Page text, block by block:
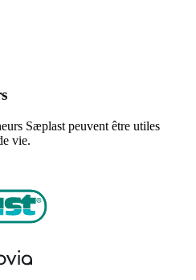
Sæplast peuvent être utiles
vie.